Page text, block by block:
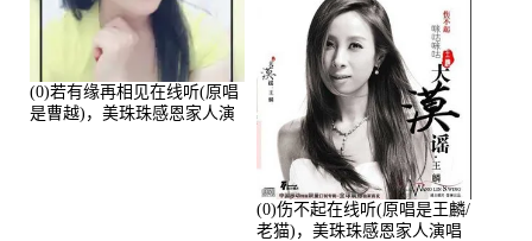
(0)若有缘再相见在线听(原唱
是曹越)，美珠珠感恩家人演
(0)伤不起在线听(原唱是王麟/
老猫)，美珠珠感恩家人演唱